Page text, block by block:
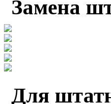
Замена
Для